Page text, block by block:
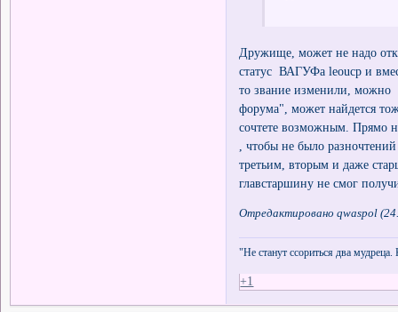
Дружище, может не надо
статус ВАГУФа leoucp и
то звание изменили, можно
форума", может найдется
сочтете возможным. Прямо
, чтобы не было
третьим, вторым и даже
главстаршину не смог
Отредактировано qwaspol
"Не станут ссориться два
+1